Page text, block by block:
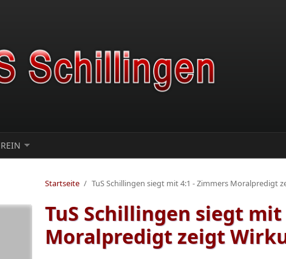
Startseite / TuS Schillingen siegt mit 4:1 - Zimmers Moralpredigt
TuS Schillingen siegt
Moralpredigt zeigt